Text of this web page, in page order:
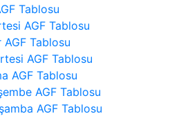
Tablosu
AGF Tablosu
Tablosu
AGF Tablosu
AGF Tablosu
AGF Tablosu
AGF Tablosu